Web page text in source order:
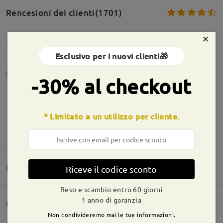
Rencesioni dei clienti(1701)
Top
by
molto belli e leggeri, la montatura è particolare,
forse più nel grigio che nell'azzurrino
Leggi tutte le
recensioni
Scrivi una recensione
MOSTRA DI PIÙ
Domande e risposte(13)
Consegna
×
Esclusivo per i nuovi clienti🎁
-30% al checkout
* Limitato a un utilizzo per cliente.
Riceve il codice sconto
Reso e scambio entro 60 giorni
1 anno di garanzia
Non condivideremo mai le tue informazioni.